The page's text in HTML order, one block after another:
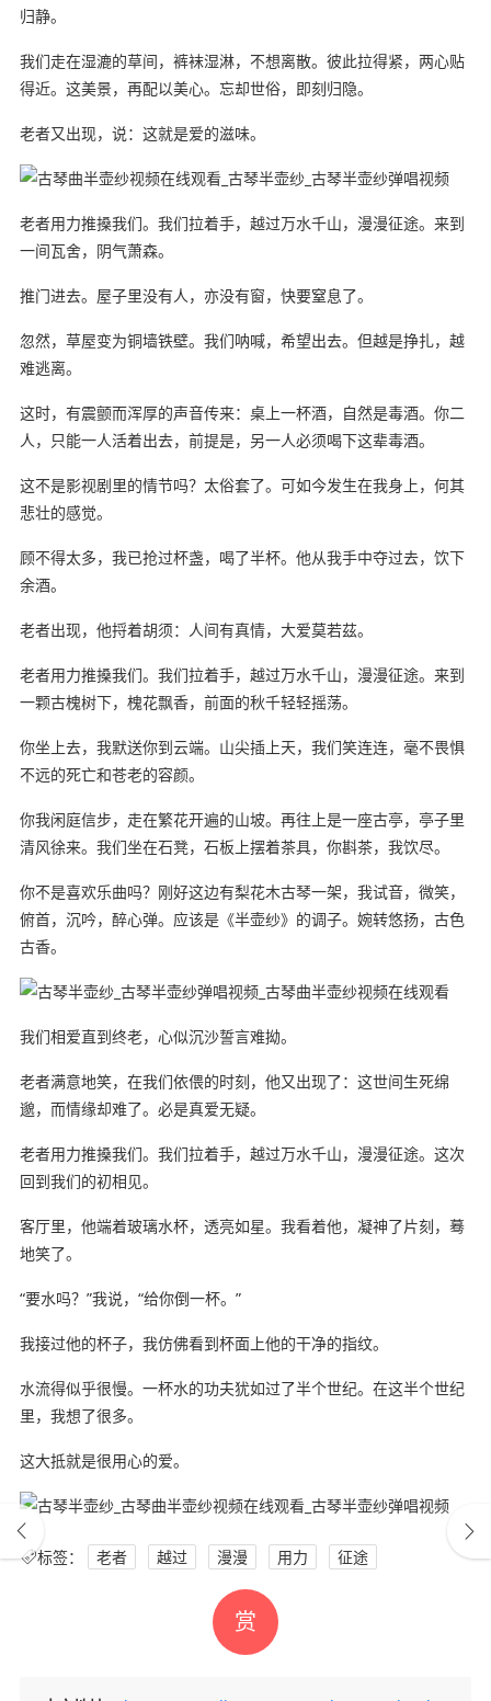
归静。
我们走在湿漉的草间，裤袜湿淋，不想离散。彼此拉得紧，两心贴
得近。这美景，再配以美心。忘却世俗，即刻归隐。
老者又出现，说：这就是爱的滋味。
老者用力推搡我们。我们拉着手，越过万水千山，漫漫征途。来到
一间瓦舍，阴气萧森。
推门进去。屋子里没有人，亦没有窗，快要窒息了。
忽然，草屋变为铜墙铁壁。我们呐喊，希望出去。但越是挣扎，越
难逃离。
这时，有震颤而浑厚的声音传来：桌上一杯酒，自然是毒酒。你二
人，只能一人活着出去，前提是，另一人必须喝下这辈毒酒。
这不是影视剧里的情节吗？太俗套了。可如今发生在我身上，何其
悲壮的感觉。
顾不得太多，我已抢过杯盏，喝了半杯。他从我手中夺过去，饮下
余酒。
老者出现，他捋着胡须：人间有真情，大爱莫若茲。
老者用力推搡我们。我们拉着手，越过万水千山，漫漫征途。来到
一颗古槐树下，槐花飘香，前面的秋千轻轻摇荡。
你坐上去，我默送你到云端。山尖插上天，我们笑连连，毫不畏惧
不远的死亡和苍老的容颜。
你我闲庭信步，走在繁花开遍的山坡。再往上是一座古亭，亭子里
清风徐来。我们坐在石凳，石板上摆着茶具，你斟茶，我饮尽。
你不是喜欢乐曲吗？刚好这边有梨花木古琴一架，我试音，微笑，
俯首，沉吟，醉心弹。应该是《半壶纱》的调子。婉转悠扬，古色
古香。
我们相爱直到终老，心似沉沙誓言难拗。
老者满意地笑，在我们依偎的时刻，他又出现了：这世间生死绵
邈，而情缘却难了。必是真爱无疑。
老者用力推搡我们。我们拉着手，越过万水千山，漫漫征途。这次
回到我们的初相见。
客厅里，他端着玻璃水杯，透亮如星。我看着他，凝神了片刻，蓦
地笑了。
“要水吗？”我说，“给你倒一杯。”
我接过他的杯子，我仿佛看到杯面上他的干净的指纹。
水流得似乎很慢。一杯水的功夫犹如过了半个世纪。在这半个世纪
里，我想了很多。
这大抵就是很用心的爱。
标签： 老者 越过 漫漫 用力 征途
赏